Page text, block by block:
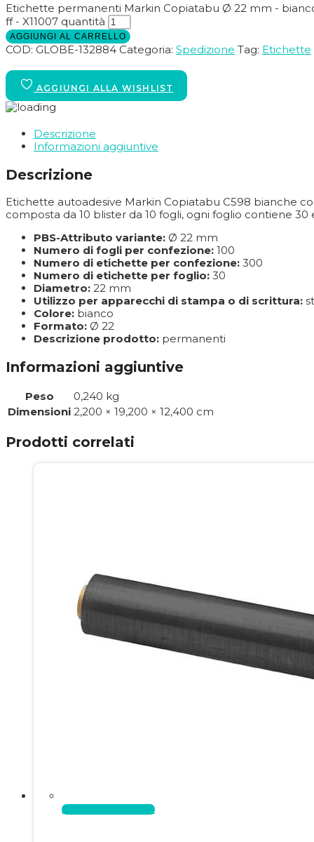
Etichette permanenti Markin Copiatabu Ø 22 mm -
ff - X11007 quantità
AGGIUNGI AL CARRELLO
COD: GLOBE-132884 Categoria: Spedizione Tag: Etichette
Descrizione
Informazioni aggiuntive
Descrizione
Etichette autoadesive Markin Copiatabu C598 bianche
composta da 10 blister da 10 fogli, ogni foglio contiene
PBS-Attributo variante: Ø 22 mm
Numero di fogli per confezione: 100
Numero di etichette per confezione: 300
Numero di etichette per foglio: 30
Diametro: 22 mm
Utilizzo per apparecchi di stampa o di scrittura:
Colore: bianco
Formato: Ø 22
Descrizione prodotto: permanenti
Informazioni aggiuntive
Peso
0,240 kg
Dimensioni 2,200 × 19,200 × 12,400 cm
Prodotti correlati
Aggiungi al carrello